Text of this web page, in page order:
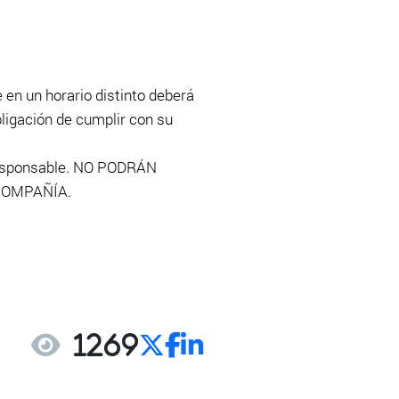
un horario distinto deberá
de cumplir con su
NO PODRÁN
1269